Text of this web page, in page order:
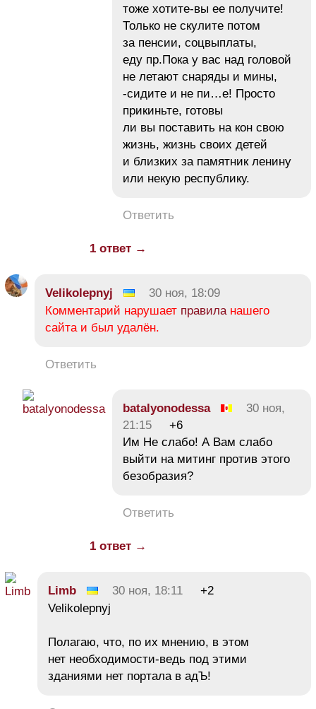
тоже хотите-вы ее получите!
Только не скулите потом
за пенсии, соцвыплаты,
еду пр.Пока у вас над головой
не летают снаряды и мины,
-сидите и не пи…е! Просто
прикиньте, готовы
ли вы поставить на кон свою
жизнь, жизнь своих детей
и близких за памятник ленину
или некую республику.
Ответить
1 ответ →
Velikolepnyj
30 ноя, 18:09
Комментарий нарушает правиланашего
сайта и был удалён.
Ответить
batalyonodessa
30 ноя,
21:15
+6
Им Не слабо! А Вам слабо
выйти на митинг против этого
безобразия?
Ответить
1 ответ →
Limb 30 ноя, 18:11
+2
Velikolepnyj
Полагаю, что, по их мнению, в этом
нет необходимости-ведь под этими
зданиями нет портала в адЪ!